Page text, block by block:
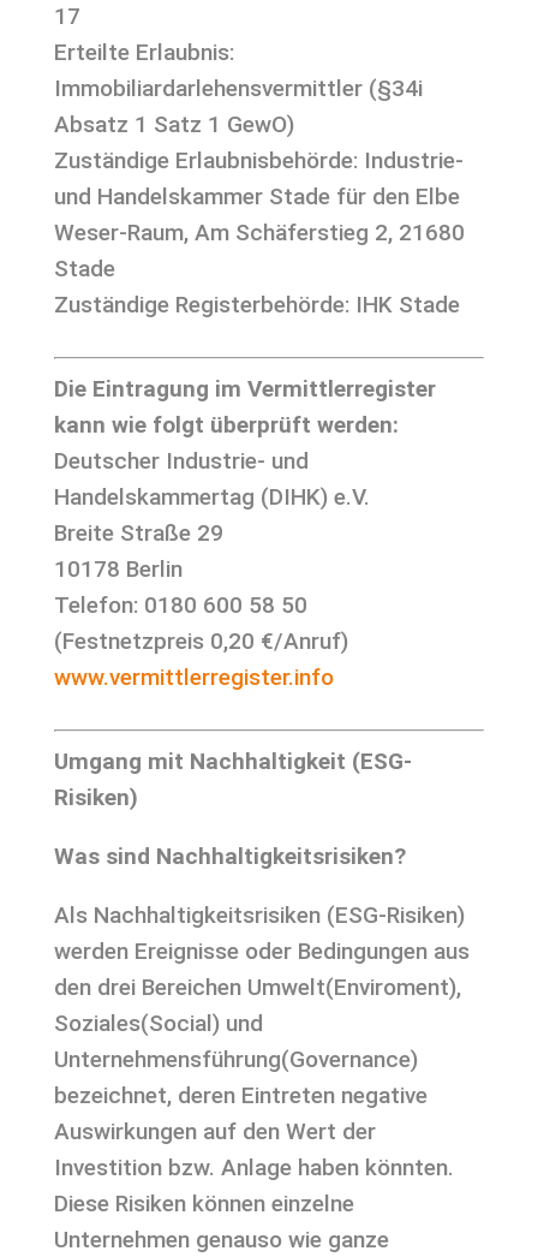
17
Erteilte Erlaubnis:
Immobiliardarlehensvermittler (§34i
Absatz 1 Satz 1 GewO)
Zuständige Erlaubnisbehörde: Industrie-
und Handelskammer Stade für den Elbe
Weser-Raum, Am Schäferstieg 2, 21680
Stade
Zuständige Registerbehörde: IHK Stade
Die Eintragung im Vermittlerregister
kann wie folgt überprüft werden:
Deutscher Industrie- und
Handelskammertag (DIHK) e.V.
Breite Straße 29
10178 Berlin
Telefon: 0180 600 58 50
(Festnetzpreis 0,20 €/Anruf)
www.vermittlerregister.info
Umgang mit Nachhaltigkeit (ESG-
Risiken)
Was sind Nachhaltigkeitsrisiken?
Als Nachhaltigkeitsrisiken (ESG-Risiken)
werden Ereignisse oder Bedingungen aus
den drei Bereichen Umwelt(Enviroment),
Soziales(Social) und
Unternehmensführung(Governance)
bezeichnet, deren Eintreten negative
Auswirkungen auf den Wert der
Investition bzw. Anlage haben könnten.
Diese Risiken können einzelne
Unternehmen genauso wie ganze